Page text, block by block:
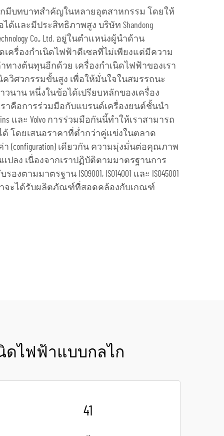
มีบทบาทสำคัญในหลายอุตสาหกรรม โดยให้
และมีประสิทธิภาพสูง บริษัท Shandong
Technology Co., Ltd. อยู่ในตำแหน่งผู้นำด้าน
ครื่องกำเนิดไฟฟ้าดีเซลที่ไม่เพียงแต่มีความ
างต้นทุนอีกด้วย เครื่องกำเนิดไฟฟ้าของเรา
วิศวกรรมขั้นสูง เพื่อให้มั่นใจในสมรรถนะ
นาน หนึ่งในข้อได้เปรียบหลักของเครื่อง
าคือการร่วมมือกับแบรนด์เครื่องยนต์ชั้นนำ
และ Volvo การร่วมมือกันนี้ทำให้เราสามารถ
โดยเสนอราคาที่ต่ำกว่าคู่แข่งในตลาด
า (configuration) เดียวกัน ความมุ่งมั่นต่อคุณภาพ
ปลง เนื่องจากเราปฏิบัติตามมาตรฐานการ
ามมาตรฐาน ISO9001, ISO14001 และ ISO45001
าจะได้รับผลิตภัณฑ์ที่สอดคล้องกับเกณฑ์
ดไฟฟ้าแบบกลไก
41